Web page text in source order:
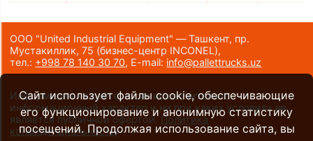
ООО "United Industrial Equipment" — Ташкент, пр.
Мустакиллик, 75 (бизнес-центр INCONEL),
тел.: +998 78 140 30 70, E-mail: info@pallettrucks.uz
Информация на сайте носит исключительно
информационный характер и ни при каких условиях не
является публичной офертой. Политика
конфиденциальности.
Сайт использует файлы cookie, обеспечивающие
его функционирование и анонимную статистику
посещений. Продолжая использование сайта, вы